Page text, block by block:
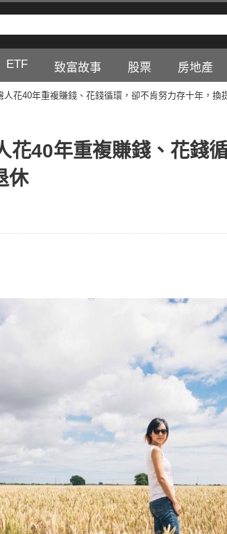
ETF 致富故事 股票 房地產
人花40年重複賺錢、花錢循環，卻不肯努力存十年，換
花40年重複賺錢、花錢
休